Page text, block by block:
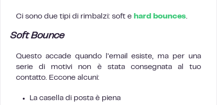
Ci sono due tipi di rimbalzi: soft e hard bounces.
Soft Bounce
Questo accade quando l’email esiste, ma per una
serie di motivi non è stata consegnata al tuo
contatto. Eccone alcuni:
La casella di posta è piena